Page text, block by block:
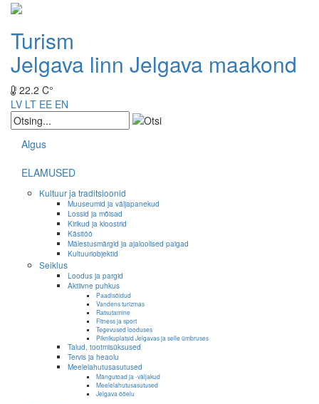
Turism
Jelgava linn Jelgava maakond
22.2 C°
LV LT EE EN
Algus
ELAMUSED
Kultuur ja traditsioonid
Muuseumid ja väljapanekud
Lossid ja mõisad
Kirikud ja kloostrid
Käsitöö
Mälestusmärgid ja ajaloolised paigad
Kultuuriobjektid
Seiklus
Loodus ja pargid
Aktiivne puhkus
Paadisõidud
Vandens turizmas
Ratsutamine
Fitness ja sport
Tegevused looduses
Piknikuplatsid Jelgavas ja selle ümbruses
Talud, tootmisüksused
Tervis ja heaolu
Meelelahutusasutused
Mängutoad ja -väljakud
Meelelahutusasutused
Jelgava ööelu